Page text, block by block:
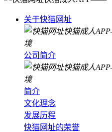
关于快猫网址
公司简介
简介
文化理念
发展历程
快猫网址的荣誉